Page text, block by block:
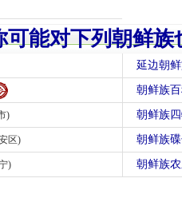
可能对下列朝鲜族
延边朝
朝鲜族
) 朝鲜族
区) 朝鲜族
) 朝鲜族